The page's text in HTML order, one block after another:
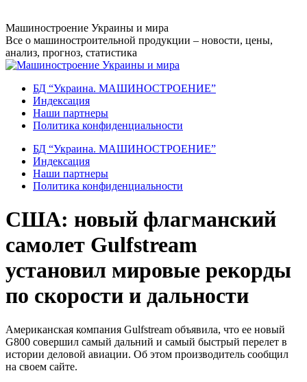
Перейти
к
содержанию
Машиностроение Украины и мира
Все о машиностроительной продукции – новости, цены,
анализ, прогноз, статистика
БД “Украина. МАШИНОСТРОЕНИЕ”
Индекcация
Наши партнеры
Политика конфиденциальности
БД “Украина. МАШИНОСТРОЕНИЕ”
Индекcация
Наши партнеры
Политика конфиденциальности
США: новый флагманский
самолет Gulfstream
установил мировые рекорды
по скорости и дальности
Американская компания Gulfstream объявила, что ее новый
G800 совершил самый дальний и самый быстрый перелет в
истории деловой авиации. Об этом производитель сообщил
на своем сайте.